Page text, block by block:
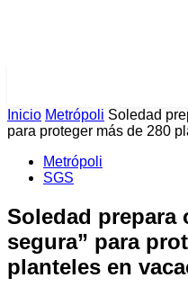
Inicio Metrópoli Soledad
para proteger más de 280
Metrópoli
SGS
Soledad prepara
segura” para
planteles en